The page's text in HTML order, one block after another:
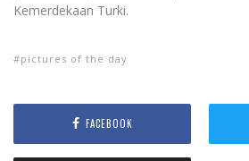
Kemerdekaan Turki.
pictures of the day
FACEBOOK